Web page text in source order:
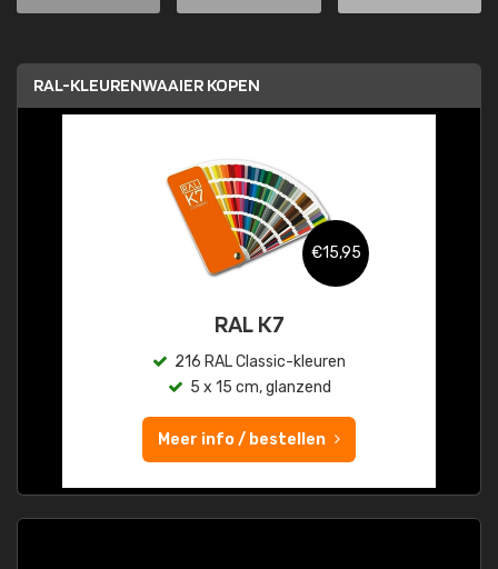
RAL-KLEURENWAAIER KOPEN
€15,95
RAL K7
216 RAL Classic-kleuren
5 x 15 cm, glanzend
Meer info / bestellen